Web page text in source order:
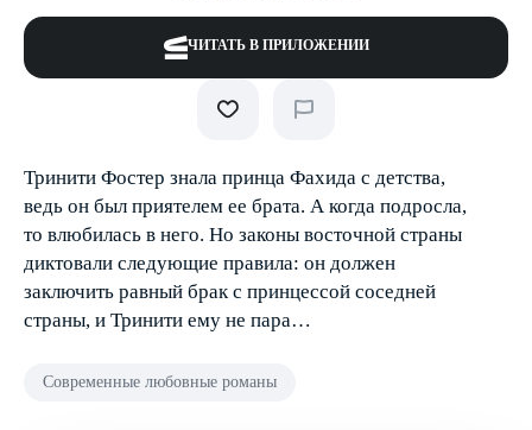
ЧИТАТЬ В ПРИЛОЖЕНИИ
Тринити Фостер знала принца Фахида с детства,
ведь он был приятелем ее брата. А когда подросла,
то влюбилась в него. Но законы восточной страны
диктовали следующие правила: он должен
заключить равный брак с принцессой соседней
страны, и Тринити ему не пара…
Современные любовные романы